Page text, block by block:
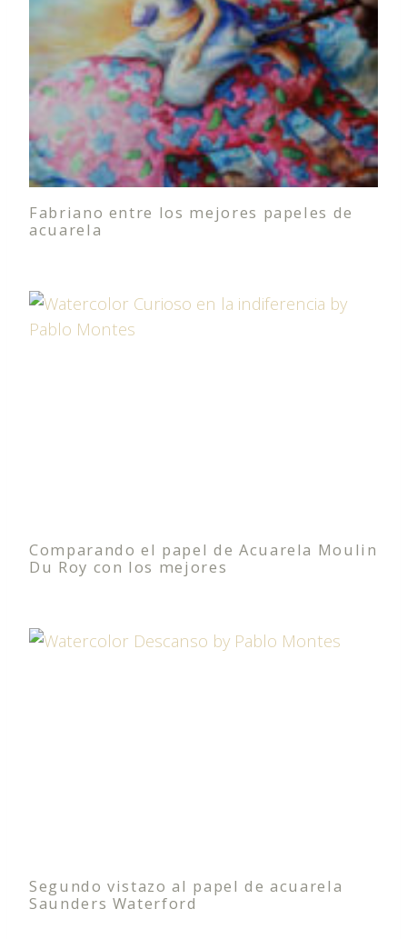
Fabriano entre los mejores papeles de
acuarela
Comparando el papel de Acuarela Moulin
Du Roy con los mejores
Segundo vistazo al papel de acuarela
Saunders Waterford